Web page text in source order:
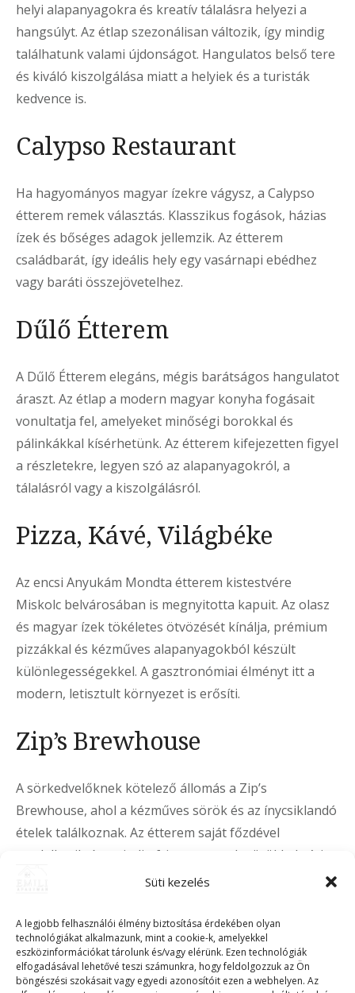
Süti kezelés
A legjobb felhasználói élmény biztosítása érdekében olyan
technológiákat alkalmazunk, mint a cookie-k, amelyekkel
eszközinformációkat tárolunk és/vagy elérünk. Ezen technológiák
elfogadásával lehetővé teszi számunkra, hogy feldolgozzuk az Ön
böngészési szokásait vagy egyedi azonosítóit ezen a webhelyen. Az
helyi alapanyagokra és kreatív tálalásra helyezi a
hangsúlyt. Az étlap szezonálisan változik, így mindig
találhatunk valami újdonságot. Hangulatos belső tere
és kiváló kiszolgálása miatt a helyiek és a turisták
kedvence is.
Calypso Restaurant
Ha hagyományos magyar ízekre vágysz, a Calypso
étterem remek választás. Klasszikus fogások, házias
ízek és bőséges adagok jellemzik. Az étterem
családbarát, így ideális hely egy vasárnapi ebédhez
vagy baráti összejövetelhez.
Dűlő Étterem
A Dűlő Étterem elegáns, mégis barátságos hangulatot
áraszt. Az étlap a modern magyar konyha fogásait
vonultatja fel, amelyeket minőségi borokkal és
pálinkákkal kísérhetünk. Az étterem kifejezetten figyel
a részletekre, legyen szó az alapanyagokról, a
tálalásról vagy a kiszolgálásról.
Pizza, Kávé, Világbéke
Az encsi Anyukám Mondta étterem kistestvére
Miskolc belvárosában is megnyitotta kapuit. Az olasz
és magyar ízek tökéletes ötvözését kínálja, prémium
pizzákkal és kézműves alapanyagokból készült
különlegességekkel. A gasztronómiai élményt itt a
modern, letisztult környezet is erősíti.
Zip’s Brewhouse
A sörkedvelőknek kötelező állomás a Zip’s
Brewhouse, ahol a kézműves sörök és az ínycsiklandó
ételek találkoznak. Az étterem saját főzdével
rendelkezik, így mindig frissen csapolt sörökkel várja
a vendégeket. A sörkorcsolyák mellett komoly étlap is
Rossita Étterem